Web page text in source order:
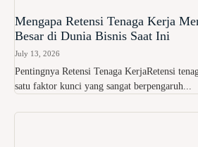
Mengapa Retensi Tenaga Kerja
Besar di Dunia Bisnis Saat Ini
July 13, 2026
Pentingnya Retensi Tenaga KerjaRetensi
satu faktor kunci yang sangat berpengaruh...